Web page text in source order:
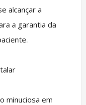
alcançar a
a garantia da
minuciosa em